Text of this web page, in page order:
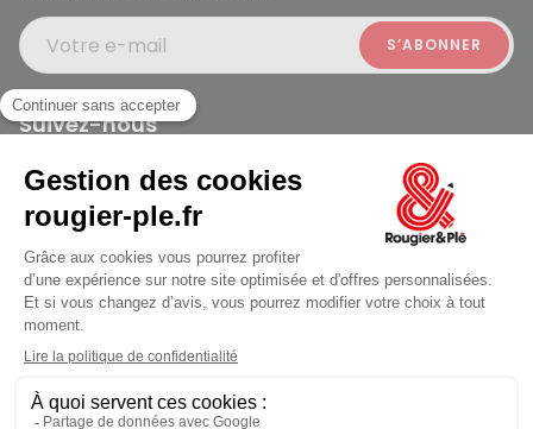
Votre e-mail
Suivez-nous
Rougier et Plé 2024 Copyright
Mentions légales
Conditions générales des ventes